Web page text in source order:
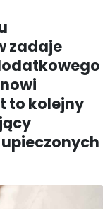
zadaje
to kolejny